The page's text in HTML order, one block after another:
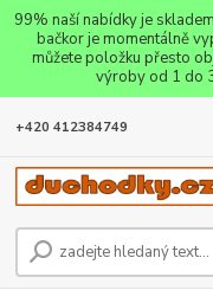
99% naší nabídky je
bačkor je momentálně
můžete položku přesto
výroby od 1 do
+420 412384749